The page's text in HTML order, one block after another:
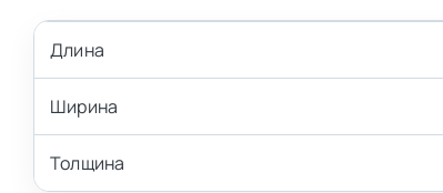
Длина
Ширина
Толщина